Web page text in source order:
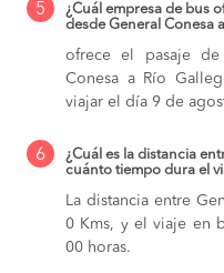
5
¿Cuál empresa de bus
desde General Conesa
ofrece el pasaje de
Conesa a Río
viajar el día 9 de
6
¿Cuál es la distancia
cuánto tiempo dura el
La distancia entre
0 Kms, y el viaje en
00 horas.